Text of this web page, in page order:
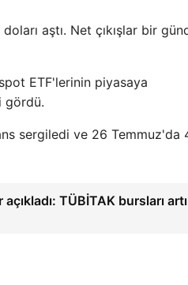
aştı. Net çıkışlar bir
ETF'lerinin piyasaya
gördü.
sergiledi ve 26 Temmuz'da
açıkladı: TÜBİTAK bursları